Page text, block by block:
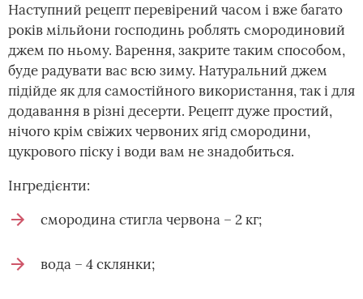
Наступний рецепт перевірений часом і вже багато
років мільйони господинь роблять смородиновий
джем по ньому. Варення, закрите таким способом,
буде радувати вас всю зиму. Натуральний джем
підійде як для самостійного використання, так і для
додавання в різні десерти. Рецепт дуже простий,
нічого крім свіжих червоних ягід смородини,
цукрового піску і води вам не знадобиться.
Інгредієнти:
смородина стигла червона – 2 кг;
вода – 4 склянки;